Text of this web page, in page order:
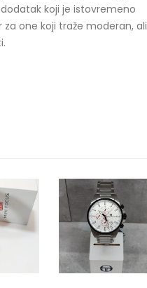
koji je istovremeno
one koji traže moderan, ali